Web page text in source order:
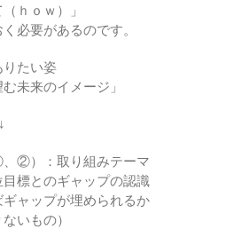
ｈｏｗ）」
必要があるのです。
りたい姿
来のイメージ」
、②）：取り組みテーマ
標とのギャップの認識
ャップが埋められるか
いもの）